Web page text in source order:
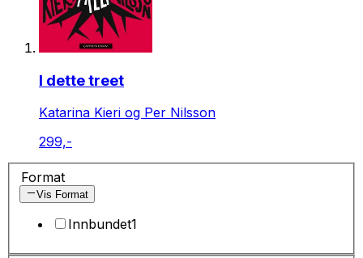
I dette treet
Katarina Kieri og Per Nilsson
299,-
Format
Vis Format
Innbundet1